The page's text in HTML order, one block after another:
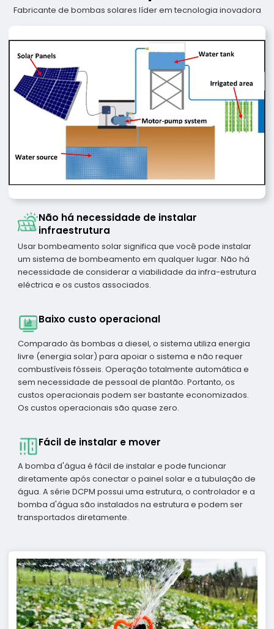
Fabricante de bombas solares líder em tecnologia inovadora
Não há necessidade de instalar
infraestrutura
Usar bombeamento solar significa que você pode instalar
um sistema de bombeamento em qualquer lugar. Não há
necessidade de considerar a viabilidade da infra-estrutura
eléctrica e os custos associados.
Baixo custo operacional
Comparado às bombas a diesel, o sistema utiliza energia
livre (energia solar) para apoiar o sistema e não requer
combustíveis fósseis. Operação totalmente automática e
sem necessidade de pessoal de plantão. Portanto, os
custos operacionais podem ser bastante economizados.
Os custos operacionais são quase zero.
Fácil de instalar e mover
A bomba d'água é fácil de instalar e pode funcionar
diretamente após conectar o painel solar e a tubulação de
água. A série DCPM possui uma estrutura, o controlador e a
bomba d'água são instalados na estrutura e podem ser
transportados diretamente.